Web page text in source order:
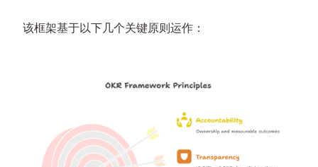
该框架基于以下几个关键原则运作：